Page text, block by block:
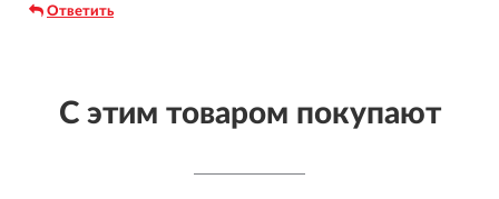
Ответить
С этим товаром покупают